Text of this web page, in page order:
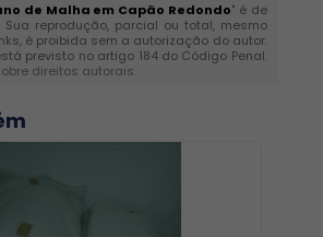
de Malha em Capão Redondo" é de
Sua reprodução, parcial ou total, mesmo
é proibida sem a autorização do autor.
previsto no artigo 184 do Código Penal.
direitos autorais.